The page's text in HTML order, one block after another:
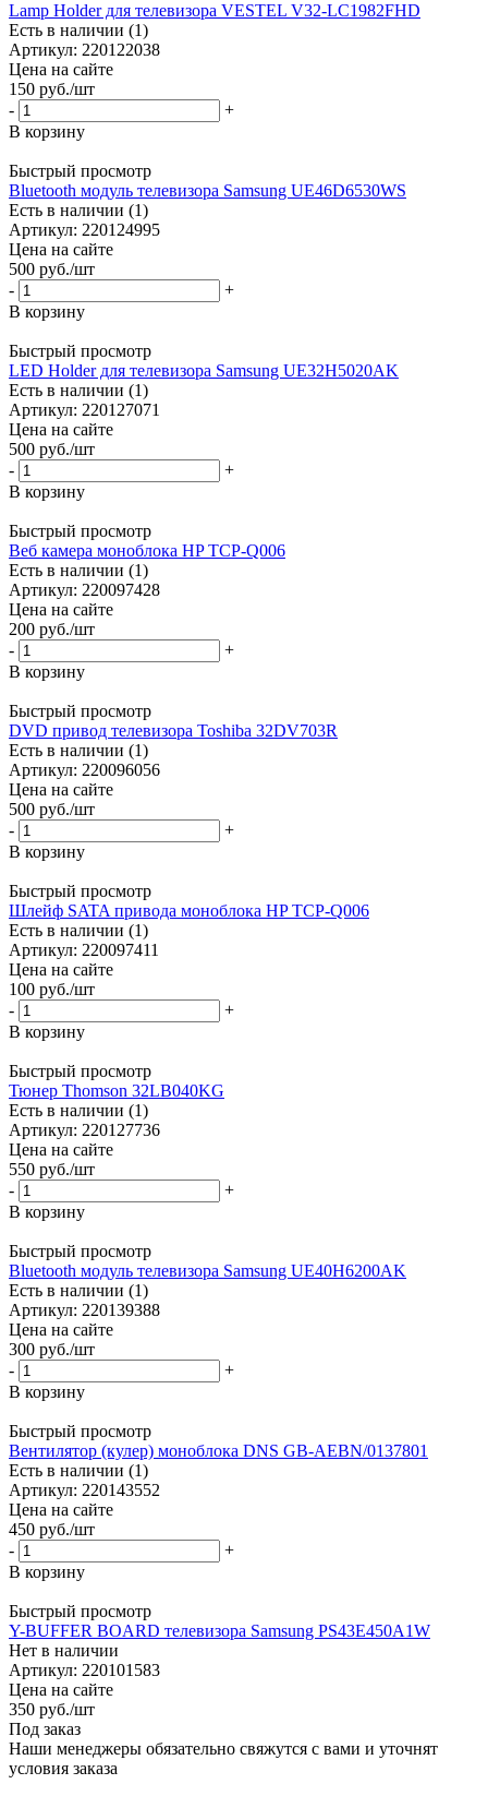
Lamp Holder для телевизора VESTEL V32-LC1982FHD
Есть в наличии (1)
Артикул: 220122038
Цена на сайте
150 руб./шт
-
+
В корзину
Быстрый просмотр
Bluetooth модуль телевизора Samsung UE46D6530WS
Есть в наличии (1)
Артикул: 220124995
Цена на сайте
500 руб./шт
-
+
В корзину
Быстрый просмотр
LED Holder для телевизора Samsung UE32H5020AK
Есть в наличии (1)
Артикул: 220127071
Цена на сайте
500 руб./шт
-
+
В корзину
Быстрый просмотр
Веб камера моноблока HP TCP-Q006
Есть в наличии (1)
Артикул: 220097428
Цена на сайте
200 руб./шт
-
+
В корзину
Быстрый просмотр
DVD привод телевизора Toshiba 32DV703R
Есть в наличии (1)
Артикул: 220096056
Цена на сайте
500 руб./шт
-
+
В корзину
Быстрый просмотр
Шлейф SATA привода моноблока HP TCP-Q006
Есть в наличии (1)
Артикул: 220097411
Цена на сайте
100 руб./шт
-
+
В корзину
Быстрый просмотр
Тюнер Thomson 32LB040KG
Есть в наличии (1)
Артикул: 220127736
Цена на сайте
550 руб./шт
-
+
В корзину
Быстрый просмотр
Bluetooth модуль телевизора Samsung UE40H6200AK
Есть в наличии (1)
Артикул: 220139388
Цена на сайте
300 руб./шт
-
+
В корзину
Быстрый просмотр
Вентилятор (кулер) моноблока DNS GB-AEBN/0137801
Есть в наличии (1)
Артикул: 220143552
Цена на сайте
450 руб./шт
-
+
В корзину
Быстрый просмотр
Y-BUFFER BOARD телевизора Samsung PS43E450A1W
Нет в наличии
Артикул: 220101583
Цена на сайте
350 руб./шт
Под заказ
Наши менеджеры обязательно свяжутся с вами и уточнят
условия заказа